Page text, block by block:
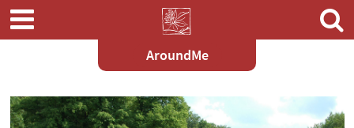
AroundMe
springen